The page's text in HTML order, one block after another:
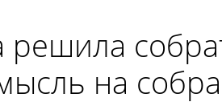
решила
на